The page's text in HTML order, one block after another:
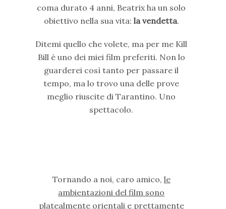
coma durato 4 anni, Beatrix ha un solo
obiettivo nella sua vita: la vendetta.
Ditemi quello che volete, ma per me Kill
Bill è uno dei miei film preferiti. Non lo
guarderei così tanto per passare il
tempo, ma lo trovo una delle prove
meglio riuscite di Tarantino. Uno
spettacolo.
Tornando a noi, caro amico, le
ambientazioni del film sono
platealmente orientali e prettamente